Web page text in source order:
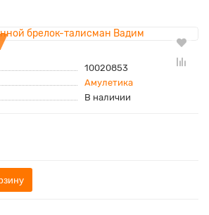
10020853
Амулетика
В наличии